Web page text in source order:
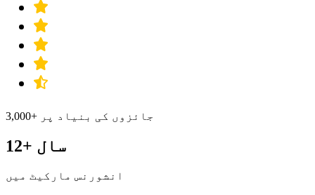
3,000+ جائزوں کی بنیاد پر
12+ سال
انشورنس مارکیٹ میں